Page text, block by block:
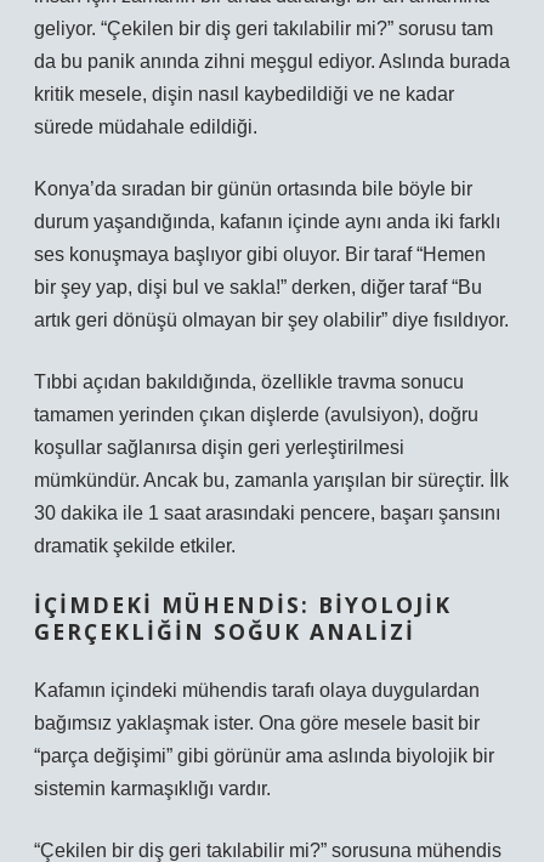
geliyor. “Çekilen bir diş geri takılabilir mi?” sorusu tam
da bu panik anında zihni meşgul ediyor. Aslında burada
kritik mesele, dişin nasıl kaybedildiği ve ne kadar
sürede müdahale edildiği.
Konya’da sıradan bir günün ortasında bile böyle bir
durum yaşandığında, kafanın içinde aynı anda iki farklı
ses konuşmaya başlıyor gibi oluyor. Bir taraf “Hemen
bir şey yap, dişi bul ve sakla!” derken, diğer taraf “Bu
artık geri dönüşü olmayan bir şey olabilir” diye fısıldıyor.
Tıbbi açıdan bakıldığında, özellikle travma sonucu
tamamen yerinden çıkan dişlerde (avulsiyon), doğru
koşullar sağlanırsa dişin geri yerleştirilmesi
mümkündür. Ancak bu, zamanla yarışılan bir süreçtir. İlk
30 dakika ile 1 saat arasındaki pencere, başarı şansını
dramatik şekilde etkiler.
İÇIMDEKI MÜHENDIS: BIYOLOJIK
GERÇEKLIĞIN SOĞUK ANALIZI
Kafamın içindeki mühendis tarafı olaya duygulardan
bağımsız yaklaşmak ister. Ona göre mesele basit bir
“parça değişimi” gibi görünür ama aslında biyolojik bir
sistemin karmaşıklığı vardır.
“Çekilen bir diş geri takılabilir mi?” sorusuna mühendis